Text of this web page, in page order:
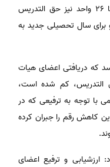
علاوه بر تدریس موظفش، می توانست تا ۲۶ واحد نیز حق التدریس
در سال قبل به ۱۰ واحد و برای سال تحصیلی جدید به
که دریافتی اعضای هیات
کم شده است،
با توجه به ترفیعی که در
کاهش رقم را جبران کرده
ارزشیابی و ترفیع اعضای